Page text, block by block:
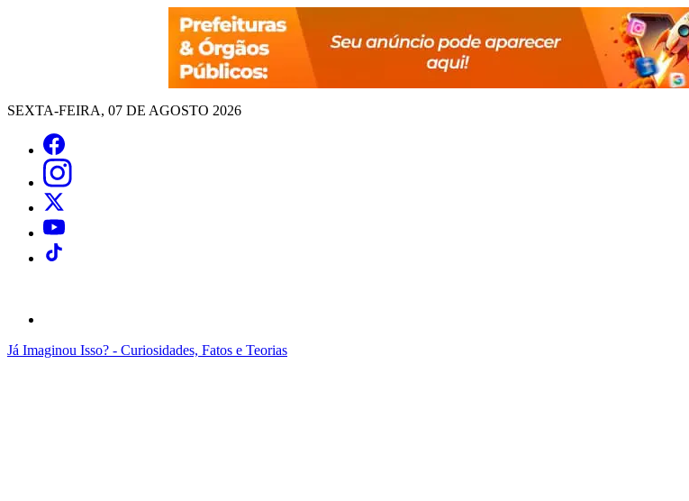
SEXTA-FEIRA, 07 DE AGOSTO 2026
Já Imaginou Isso? - Curiosidades, Fatos e Teorias